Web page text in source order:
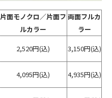
片面モノクロ／片面フ
ルカラー
両面フルカ
ラー
2,520円(込) 3,150円(込)
4,095円(込) 4,935円(込)